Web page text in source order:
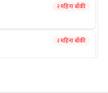
२ महिना बाँकी
२ महिना बाँकी